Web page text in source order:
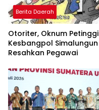
Berita Daerah
Otoriter, Oknum Petinggi
Kesbangpol Simalungun
Resahkan Pegawai